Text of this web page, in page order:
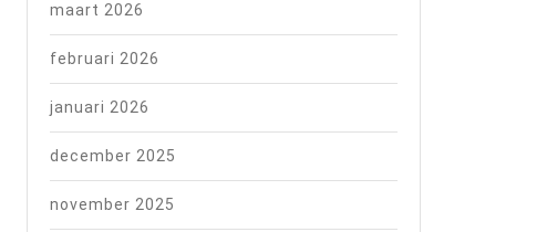
maart 2026
februari 2026
januari 2026
december 2025
november 2025